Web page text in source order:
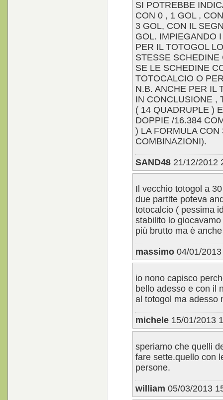
SI POTREBBE
CON 0 , 1 GOL ,
3 GOL, CON IL
GOL. IMPIEGANDO
PER IL TOTOGOL
STESSE SCHEDINE
SE LE SCHEDINE
TOTOCALCIO O
N.B. ANCHE PER IL
IN CONCLUSIONE ,
( 14 QUADRUPLE )
DOPPIE /16.384
) LA FORMULA
COMBINAZIONI).
SAND48 21/12/2012
Il vecchio totogol a
due partite poteva
totocalcio ( pessima
stabilito lo
più brutto ma è
massimo 04/01/
io nono capisco
bello adesso e con il
al totogol ma adesso
michele 15/01/2013
speriamo che quelli
fare sette.quello con
persone.
william 05/03/2013